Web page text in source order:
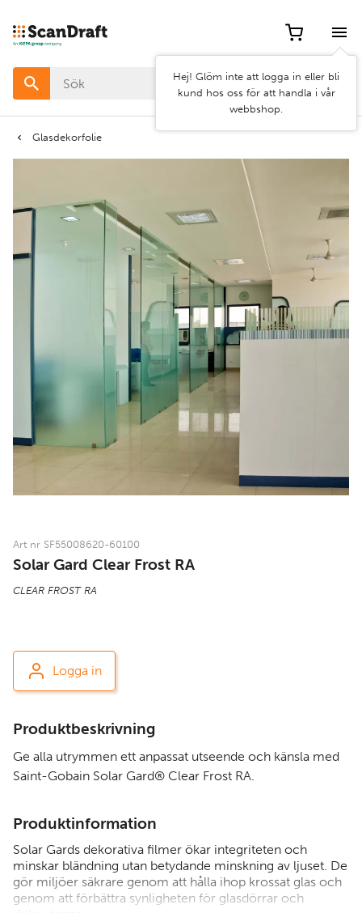
Hej! Glöm inte att logga in eller bli
kund hos oss för att handla i vår
webbshop.
Glasdekorfolie
Art nr SF55008620-60100
Solar Gard Clear Frost RA
CLEAR FROST RA
Logga in
Produktbeskrivning
Ge alla utrymmen ett anpassat utseende och känsla med
Saint-Gobain Solar Gard® Clear Frost RA.
Produktinformation
Solar Gards dekorativa filmer ökar integriteten och
minskar bländning utan betydande minskning av ljuset. De
gör miljöer säkrare genom att hålla ihop krossat glas och
genom att förbättra synligheten för glasdörrar och
Filter
Färg
Använd